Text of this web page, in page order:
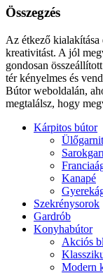
Összegzés
Az étkező kialakítása
kreativitást. A jól
gondosan
tér kényelmes és
Bútor weboldalán,
megtalálsz, hogy
Kárpitos bútor
Kanapé
Szekrénysorok
Gardrób
Konyhabútor
Akciós
Modern